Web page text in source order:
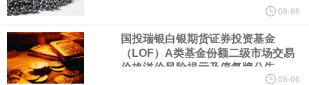
美元的项目制造重重阻碍
欧股开盘涨跌不一，德国DAX指数跌0.29%，英国富时100指数涨
0.08%，法国CAC40指数涨0.03%，欧洲斯托克50指数跌0.15%，
08-06
国投瑞银白银期货证券投资基金
（LOF）A类基金份额二级市场交易
价格溢价风险提示及停复牌公告
08-06